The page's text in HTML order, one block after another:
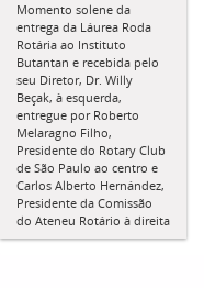
Momento solene da
entrega da Láurea Roda
Rotária ao Instituto
Butantan e recebida pelo
seu Diretor, Dr. Willy
Beçak, à esquerda,
entregue por Roberto
Melaragno Filho,
Presidente do Rotary Club
de São Paulo ao centro e
Carlos Alberto Hernández,
Presidente da Comissão
do Ateneu Rotário à direita